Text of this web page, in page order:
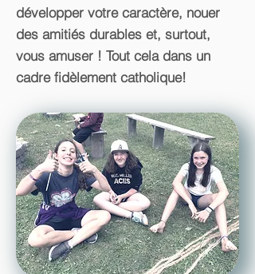
développer votre caractère, nouer
des amitiés durables et, surtout,
vous amuser ! Tout cela dans un
cadre fidèlement catholique!